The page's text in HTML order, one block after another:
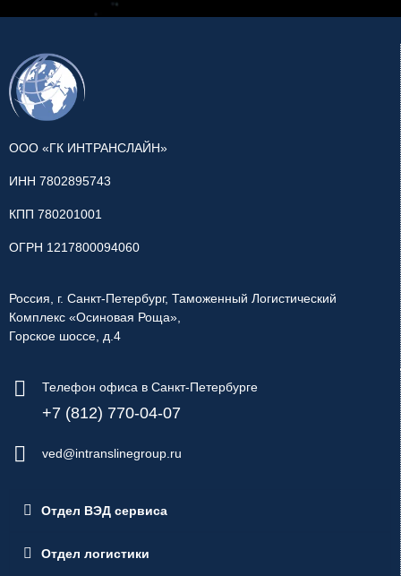
ООО «ГК ИНТРАНСЛАЙН»
ИНН 7802895743
КПП 780201001
ОГРН 1217800094060
Россия, г. Санкт-Петербург, Таможенный Логистический
Комплекс «Осиновая Роща»,
Горское шоссе, д.4
Телефон офиса в Санкт-Петербурге
+7 (812) 770-04-07
ved@intranslinegroup.ru
Отдел ВЭД сервиса
Отдел логистики